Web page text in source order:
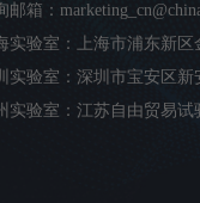
邮箱：
实验室：上海市浦东新区
实验室：深圳市宝安区
实验室：江苏自由贸易